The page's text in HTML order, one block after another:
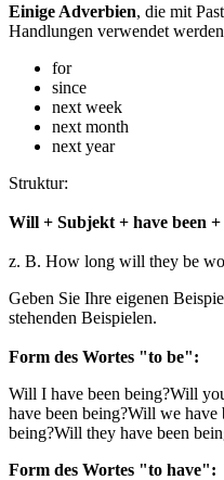
Einige Adverbien, die mit
Handlungen verwendet
for
since
next week
next month
next year
Struktur:
Will + Subjekt + have been
z. B. How long will they be
Geben Sie Ihre eigenen
stehenden Beispielen.
Form des Wortes "to be":
Will I have been being?Will
have been being?Will we have
being?Will they have been
Form des Wortes "to have":